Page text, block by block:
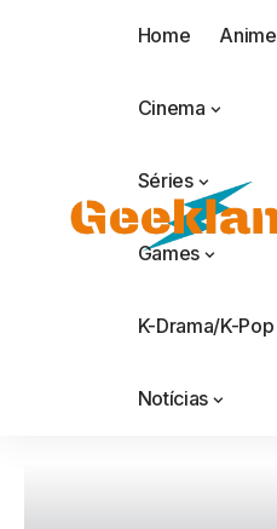
Home Anime
Cinema
Séries
Games
K-Drama/K-Pop
Notícias